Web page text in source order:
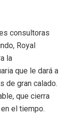
consultoras
Royal
la
que le dará a
de gran calado.
que cierra
el tiempo.